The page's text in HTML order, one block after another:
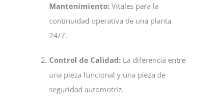
Mantenimiento:Vitales para la
continuidad operativa de una planta
24/7.
Control de Calidad:La diferencia entre
una pieza funcional y una pieza de
seguridad automotriz.